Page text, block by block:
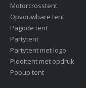
Motorcrosstent
Opvouwbare tent
Pagode tent
Partytent
Partytent met logo
Plooitent met opdruk
Popup tent